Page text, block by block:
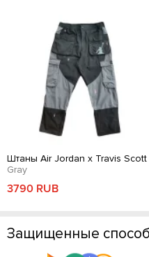
Штаны Air Jordan x Travis Scott
Gray
3790 RUB
Защищенные